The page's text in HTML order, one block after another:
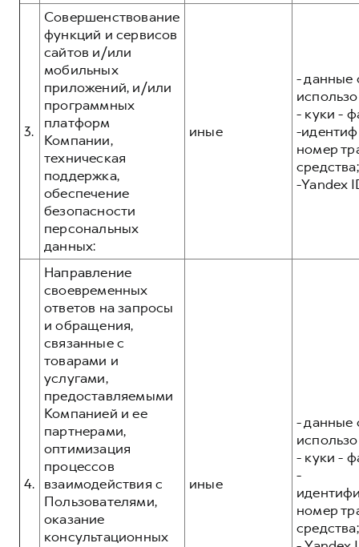
3.
Совершенствование
функций и сервисов
сайтов и/или
мобильных
приложений, и/или
программных
платформ
Компании,
техническая
поддержка,
обеспечение
безопасности
персональных
данных:
иные
- данные
- куки -
-
номер
средства;
-Yandex
4.
Направление
своевременных
ответов на запросы
и обращения,
связанные с
товарами и
услугами,
предоставляемыми
Компанией и ее
партнерами,
оптимизация
процессов
взаимодействия с
Пользователями,
оказание
консультационных
иные
- данные
- куки -
-
номер
средства;